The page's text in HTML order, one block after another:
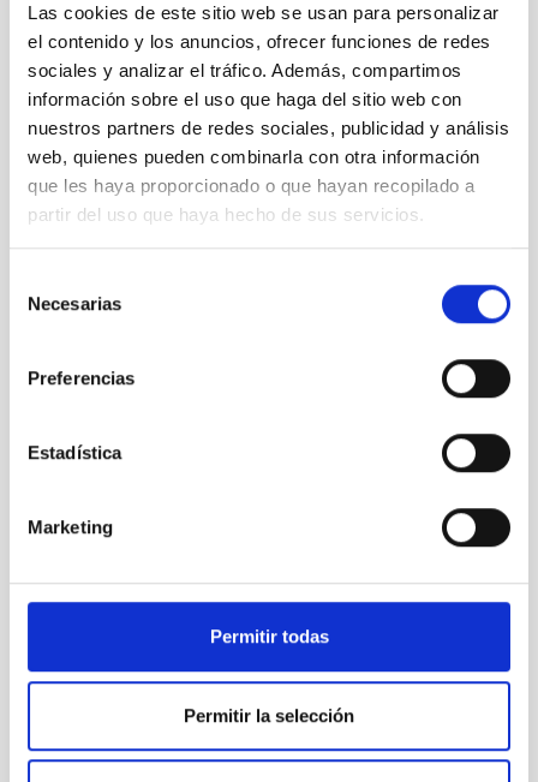
Las cookies de este sitio web se usan para personalizar
el contenido y los anuncios, ofrecer funciones de redes
sociales y analizar el tráfico. Además, compartimos
información sobre el uso que haga del sitio web con
nuestros partners de redes sociales, publicidad y análisis
web, quienes pueden combinarla con otra información
que les haya proporcionado o que hayan recopilado a
partir del uso que haya hecho de sus servicios.
Necesarias
Preferencias
Estadística
Marketing
Permitir todas
Permitir la selección
Observación
Solar
frente al
telescopio
GREGOR
Ground
Station
Sol H
alpha 24